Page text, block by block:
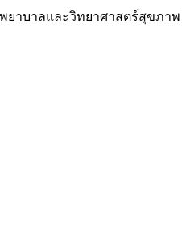
ลและวิทยาศาสตร์สุขภาพ